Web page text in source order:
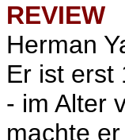
REVIEW
Herman
Er ist erst
- im Alter
machte